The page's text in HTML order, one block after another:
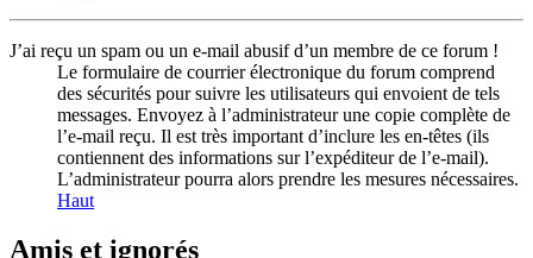
J’ai reçu un spam ou un e-mail abusif d’un membre de ce forum !
Le formulaire de courrier électronique du forum comprend
des sécurités pour suivre les utilisateurs qui envoient de tels
messages. Envoyez à l’administrateur une copie complète de
l’e-mail reçu. Il est très important d’inclure les en-têtes (ils
contiennent des informations sur l’expéditeur de l’e-mail).
L’administrateur pourra alors prendre les mesures nécessaires.
Haut
Amis et ignorés